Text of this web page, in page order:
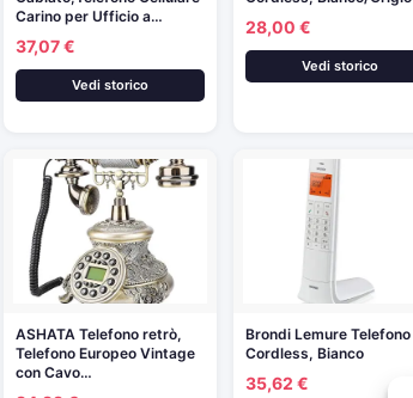
Carino per Ufficio a…
37,07 €
Vedi storico
28,00 €
Vedi storico
ASHATA Telefono retrò,
Telefono Europeo Vintage
con Cavo…
Brondi Lemure Telefono
Cordless, Bianco
35,62 €